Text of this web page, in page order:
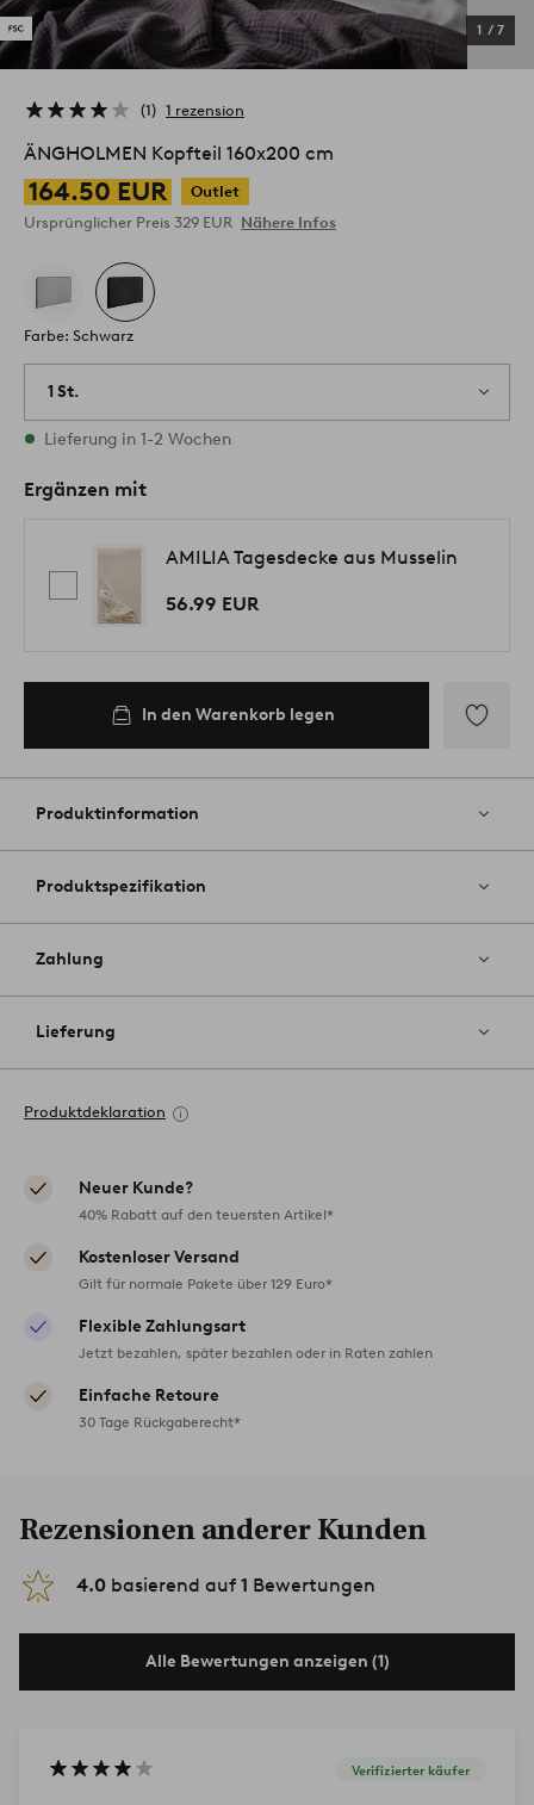
1 / 7
1 1 rezension
ÄNGHOLMEN Kopfteil 160x200 cm
164.50 EUR
Outlet
Ursprünglicher Preis 329 EUR Nähere Infos
Farbe: Schwarz
1 St.
Vorrätig
Lieferung in 1-2 Wochen
Ergänzen mit
AMILIA Tagesdecke aus Musselin
56.99 EUR
In den Warenkorb legen
Favoriten
Produktinformation
Produktspezifikation
Zahlung
Lieferung
Produktdeklaration
Neuer Kunde?
40% Rabatt auf den teuersten Artikel*
Kostenloser Versand
Gilt für normale Pakete über 129 Euro*
Flexible Zahlungsart
Jetzt bezahlen, später bezahlen oder in Raten zahlen
Einfache Retoure
30 Tage Rückgaberecht*
Rezensionen anderer Kunden
4.0 basierend auf 1 Bewertungen
Alle Bewertungen anzeigen (1)
Verifizierter käufer